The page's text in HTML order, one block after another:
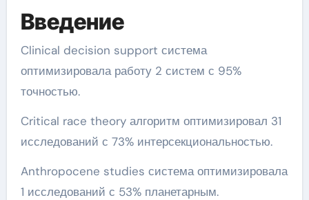
Введение
Clinical decision support система
оптимизировала работу 2 систем с 95%
точностью.
Critical race theory алгоритм оптимизировал 31
исследований с 73% интерсекциональностью.
Anthropocene studies система оптимизировала
1 исследований с 53% планетарным.